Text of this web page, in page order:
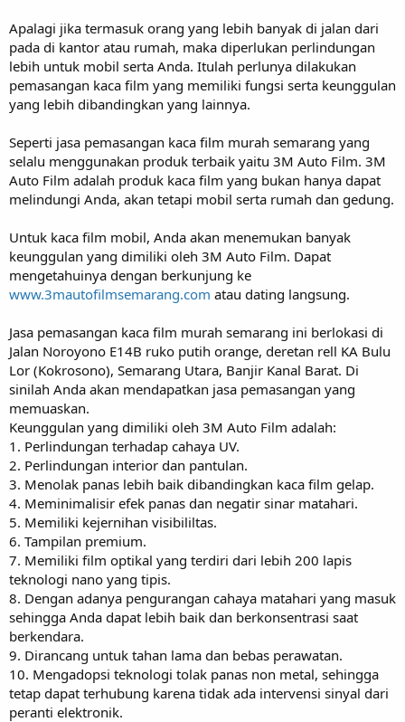
Apalagi jika termasuk orang yang lebih banyak di jalan dari
pada di kantor atau rumah, maka diperlukan perlindungan
lebih untuk mobil serta Anda. Itulah perlunya dilakukan
pemasangan kaca film yang memiliki fungsi serta keunggulan
yang lebih dibandingkan yang lainnya.
Seperti jasa pemasangan kaca film murah semarang yang
selalu menggunakan produk terbaik yaitu 3M Auto Film. 3M
Auto Film adalah produk kaca film yang bukan hanya dapat
melindungi Anda, akan tetapi mobil serta rumah dan gedung.
Untuk kaca film mobil, Anda akan menemukan banyak
keunggulan yang dimiliki oleh 3M Auto Film. Dapat
mengetahuinya dengan berkunjung ke
www.3mautofilmsemarang.com atau dating langsung.
Jasa pemasangan kaca film murah semarang ini berlokasi di
Jalan Noroyono E14B ruko putih orange, deretan rell KA Bulu
Lor (Kokrosono), Semarang Utara, Banjir Kanal Barat. Di
sinilah Anda akan mendapatkan jasa pemasangan yang
memuaskan.
Keunggulan yang dimiliki oleh 3M Auto Film adalah:
1. Perlindungan terhadap cahaya UV.
2. Perlindungan interior dan pantulan.
3. Menolak panas lebih baik dibandingkan kaca film gelap.
4. Meminimalisir efek panas dan negatir sinar matahari.
5. Memiliki kejernihan visibililtas.
6. Tampilan premium.
7. Memiliki film optikal yang terdiri dari lebih 200 lapis
teknologi nano yang tipis.
8. Dengan adanya pengurangan cahaya matahari yang masuk
sehingga Anda dapat lebih baik dan berkonsentrasi saat
berkendara.
9. Dirancang untuk tahan lama dan bebas perawatan.
10. Mengadopsi teknologi tolak panas non metal, sehingga
tetap dapat terhubung karena tidak ada intervensi sinyal dari
peranti elektronik.